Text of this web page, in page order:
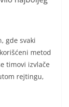
gde svaki
metod
timovi izvlače
rejtingu,